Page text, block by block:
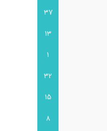
37
13
1
32
15
8